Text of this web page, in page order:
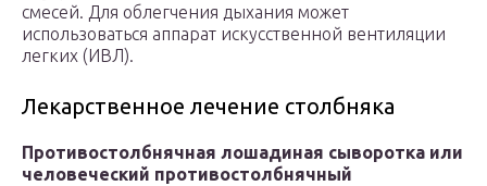
смесей. Для облегчения дыхания может
использоваться аппарат искусственной вентиляции
легких (ИВЛ).
Лекарственное лечение столбняка
Противостолбнячная лошадиная сыворотка или
человеческий противостолбнячный